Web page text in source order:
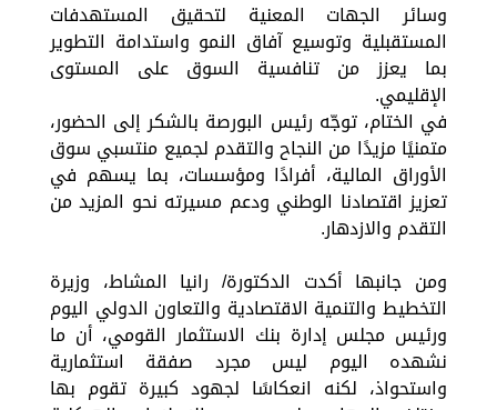
وسائر الجهات المعنية لتحقيق المستهدفات
المستقبلية وتوسيع آفاق النمو واستدامة التطوير
بما يعزز من تنافسية السوق على المستوى
الإقليمي.
في الختام، توجّه رئيس البورصة بالشكر إلى الحضور،
متمنيًا مزيدًا من النجاح والتقدم لجميع منتسبي سوق
الأوراق المالية، أفرادًا ومؤسسات، بما يسهم في
تعزيز اقتصادنا الوطني ودعم مسيرته نحو المزيد من
التقدم والازدهار.
ومن جانبها أكدت الدكتورة/ رانيا المشاط، وزيرة
التخطيط والتنمية الاقتصادية والتعاون الدولي اليوم
ورئيس مجلس إدارة بنك الاستثمار القومي، أن ما
نشهده اليوم ليس مجرد صفقة استثمارية
واستحواذ، لكنه انعكاسًا لجهود كبيرة تقوم بها